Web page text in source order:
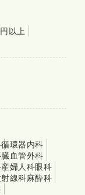
以上
循環器内科
血管外科
産婦人科眼科
射線科麻酔科